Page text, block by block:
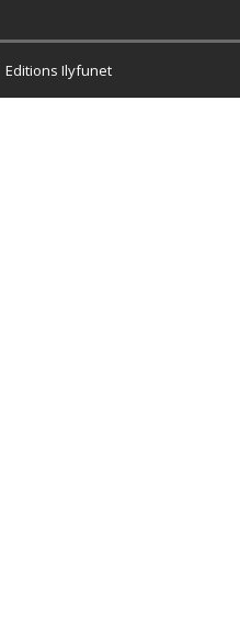
Editions Ilyfunet